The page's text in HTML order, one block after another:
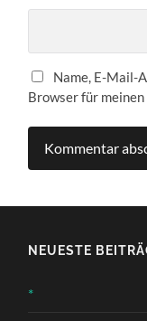
Name, E-Mail-
Browser für
NEUESTE
*